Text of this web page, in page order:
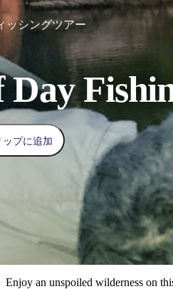
ッシングツアー
Day
プに追加
Enjoy an unspoiled wilderness on